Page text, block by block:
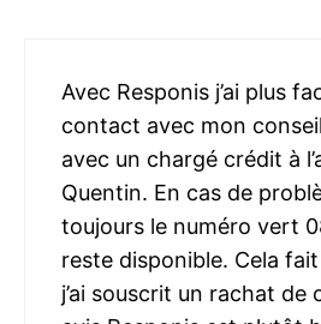
Avec Responis j’ai plus
contact avec mon
avec un chargé crédit à
Quentin. En cas de
toujours le numéro vert
reste disponible. Cela
j’ai souscrit un rachat de